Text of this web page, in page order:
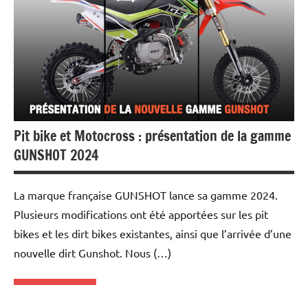
Pit bike et Motocross : présentation de la gamme
GUNSHOT 2024
La marque française GUNSHOT lance sa gamme 2024.
Plusieurs modifications ont été apportées sur les pit
bikes et les dirt bikes existantes, ainsi que l’arrivée d’une
nouvelle dirt Gunshot. Nous (…)